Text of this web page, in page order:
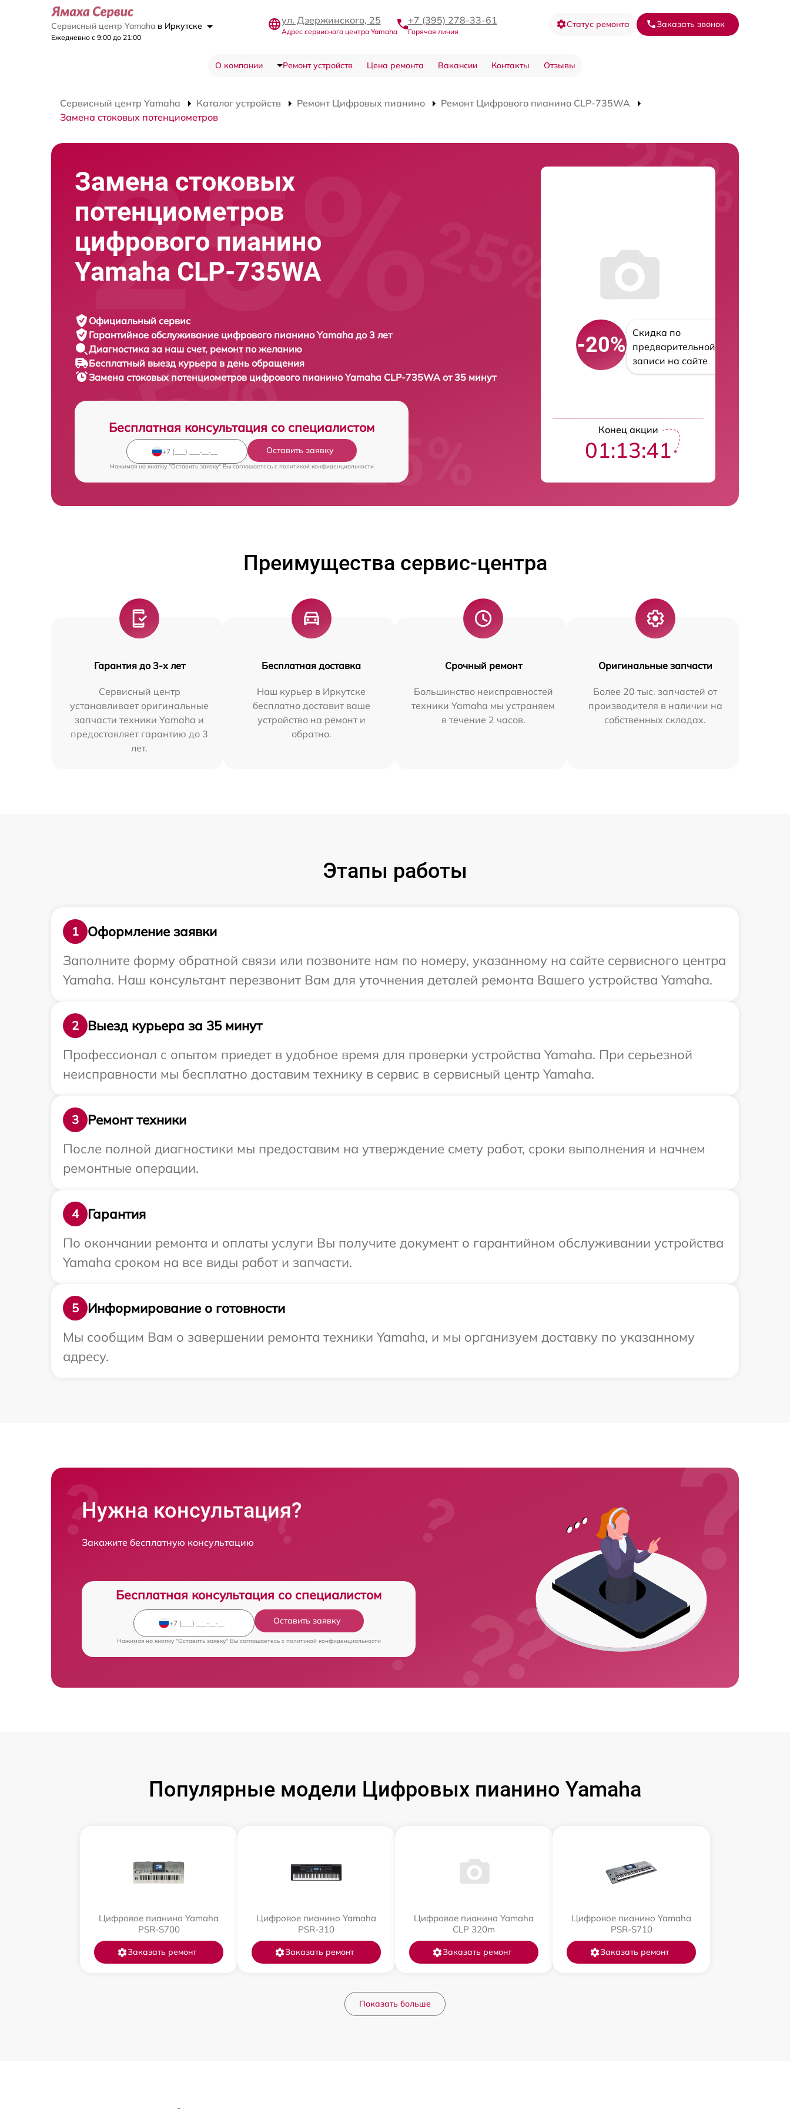
Сервисный центр Yamaha в Иркутске
Ежедневно с 9:00 до 21:00
ул. Дзержинского, 25
Адрес сервисного центра Yamaha
+7 (395) 278-33-61
Горячая линия
Статус ремонта Заказать звонок
О компании Ремонт устройств Цена ремонта Вакансии Контакты Отзывы
Сервисный центр Yamaha Каталог устройств Ремонт Цифровых пианино
Ремонт Цифрового пианино CLP-735WA
Замена стоковых потенциометров
Замена стоковых
потенциометров
цифрового пианино
Yamaha CLP-735WA
Официальный сервис
Гарантийное обслуживание цифрового пианино Yamaha до 3 лет
Диагностика за наш счет, ремонт по желанию
Бесплатный выезд курьера в день обращения
Замена стоковых потенциометров цифрового пианиноYamaha CLP-735WA от 35 минут
Бесплатная консультация со специалистом
Оставить заявку
Нажимая на кнопку "Оставить заявку" Вы соглашаетесь c политикой конфиденциальности
-20%
Скидка по
предварительной
записи на сайте
Конец акции
01:13:40
Преимущества сервис-центра
Гарантия до 3-х лет
Сервисный центр
устанавливает оригинальные
запчасти техники Yamaha и
предоставляет гарантию до 3
лет.
Бесплатная доставка
Наш курьер в Иркутске
бесплатно доставит ваше
устройство на ремонт и
обратно.
Срочный ремонт
Большинство неисправностей
техники Yamaha мы устраняем
в течение 2 часов.
Оригинальные запчасти
Более 20 тыс. запчастей от
производителя в наличии на
собственных складах.
Этапы работы
1
Оформление заявки
Заполните форму обратной связи или позвоните нам по номеру, указанному на сайте сервисного центра
Yamaha. Наш консультант перезвонит Вам для уточнения деталей ремонта Вашего устройства Yamaha.
2
Выезд курьера за 35 минут
Профессионал с опытом приедет в удобное время для проверки устройства Yamaha. При серьезной
неисправности мы бесплатно доставим технику в сервис в сервисный центр Yamaha.
3
Ремонт техники
После полной диагностики мы предоставим на утверждение смету работ, сроки выполнения и начнем
ремонтные операции.
4
Гарантия
По окончании ремонта и оплаты услуги Вы получите документ о гарантийном обслуживании устройства
Yamaha сроком на все виды работ и запчасти.
5
Информирование о готовности
Мы сообщим Вам о завершении ремонта техники Yamaha, и мы организуем доставку по указанному
адресу.
Нужна консультация?
Закажите бесплатную консультацию
Бесплатная консультация со специалистом
Оставить заявку
Нажимая на кнопку "Оставить заявку" Вы соглашаетесь c политикой конфиденциальности
Популярные модели Цифровых пианино Yamaha
Цифровое пианино Yamaha
PSR-S700
Заказать ремонт
Цифровое пианино Yamaha
PSR-310
Заказать ремонт
Цифровое пианино Yamaha
CLP 320m
Заказать ремонт
Цифровое пианино Yamaha
PSR-S710
Заказать ремонт
Показать больше